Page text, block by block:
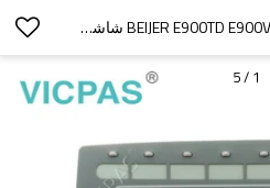
ل BEIJER E900TD E900VD E910TD E410 E50 شاشة لوحة زجاجية تعمل باللمس
1
/
5